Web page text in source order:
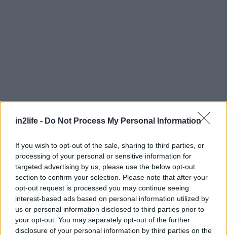
in2life - Do Not Process My Personal Information
If you wish to opt-out of the sale, sharing to third parties, or
processing of your personal or sensitive information for
targeted advertising by us, please use the below opt-out
section to confirm your selection. Please note that after your
opt-out request is processed you may continue seeing
interest-based ads based on personal information utilized by
us or personal information disclosed to third parties prior to
your opt-out. You may separately opt-out of the further
disclosure of your personal information by third parties on the
Αναζήτηση
για...